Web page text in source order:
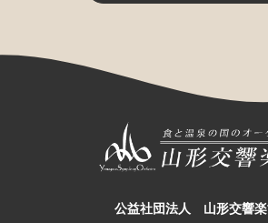
公益社団法人 山形交響